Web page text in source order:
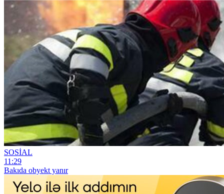
SOSİAL
11:29
Bakıda obyekt yanır